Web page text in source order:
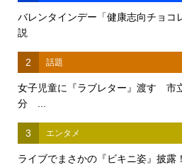
バレンタインデー「健康志向チョコ
説
2 話題
女子児童に『ラブレター』渡す 市
分 ...
3 エンタメ
ライブでまさかの『ビキニ姿』披